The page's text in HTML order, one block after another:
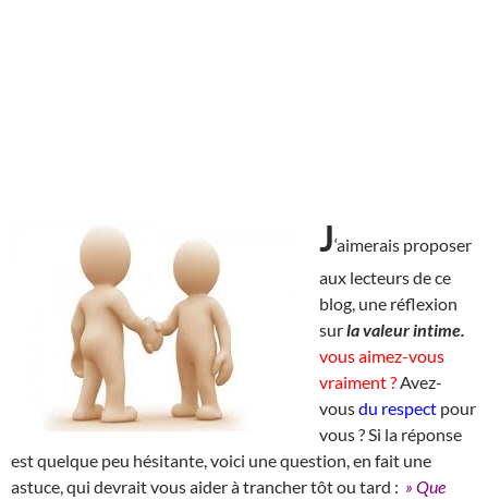
J‘aimerais proposer
aux lecteurs de ce
blog, une réflexion
surla valeur intime.
vous aimez-vous
vraiment ? Avez-
vousdu respect pour
vous ? Si la réponse
est quelque peu hésitante, voici une question, en fait une
astuce, qui devrait vous aider à trancher tôt ou tard : » Que